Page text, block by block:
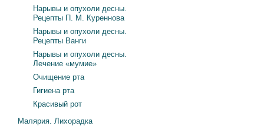
Нарывы и опухоли десны.
Рецепты П. М. Куреннова
Нарывы и опухоли десны.
Рецепты Ванги
Нарывы и опухоли десны.
Лечение «мумие»
Очищение рта
Гигиена рта
Красивый рот
Малярия. Лихорадка